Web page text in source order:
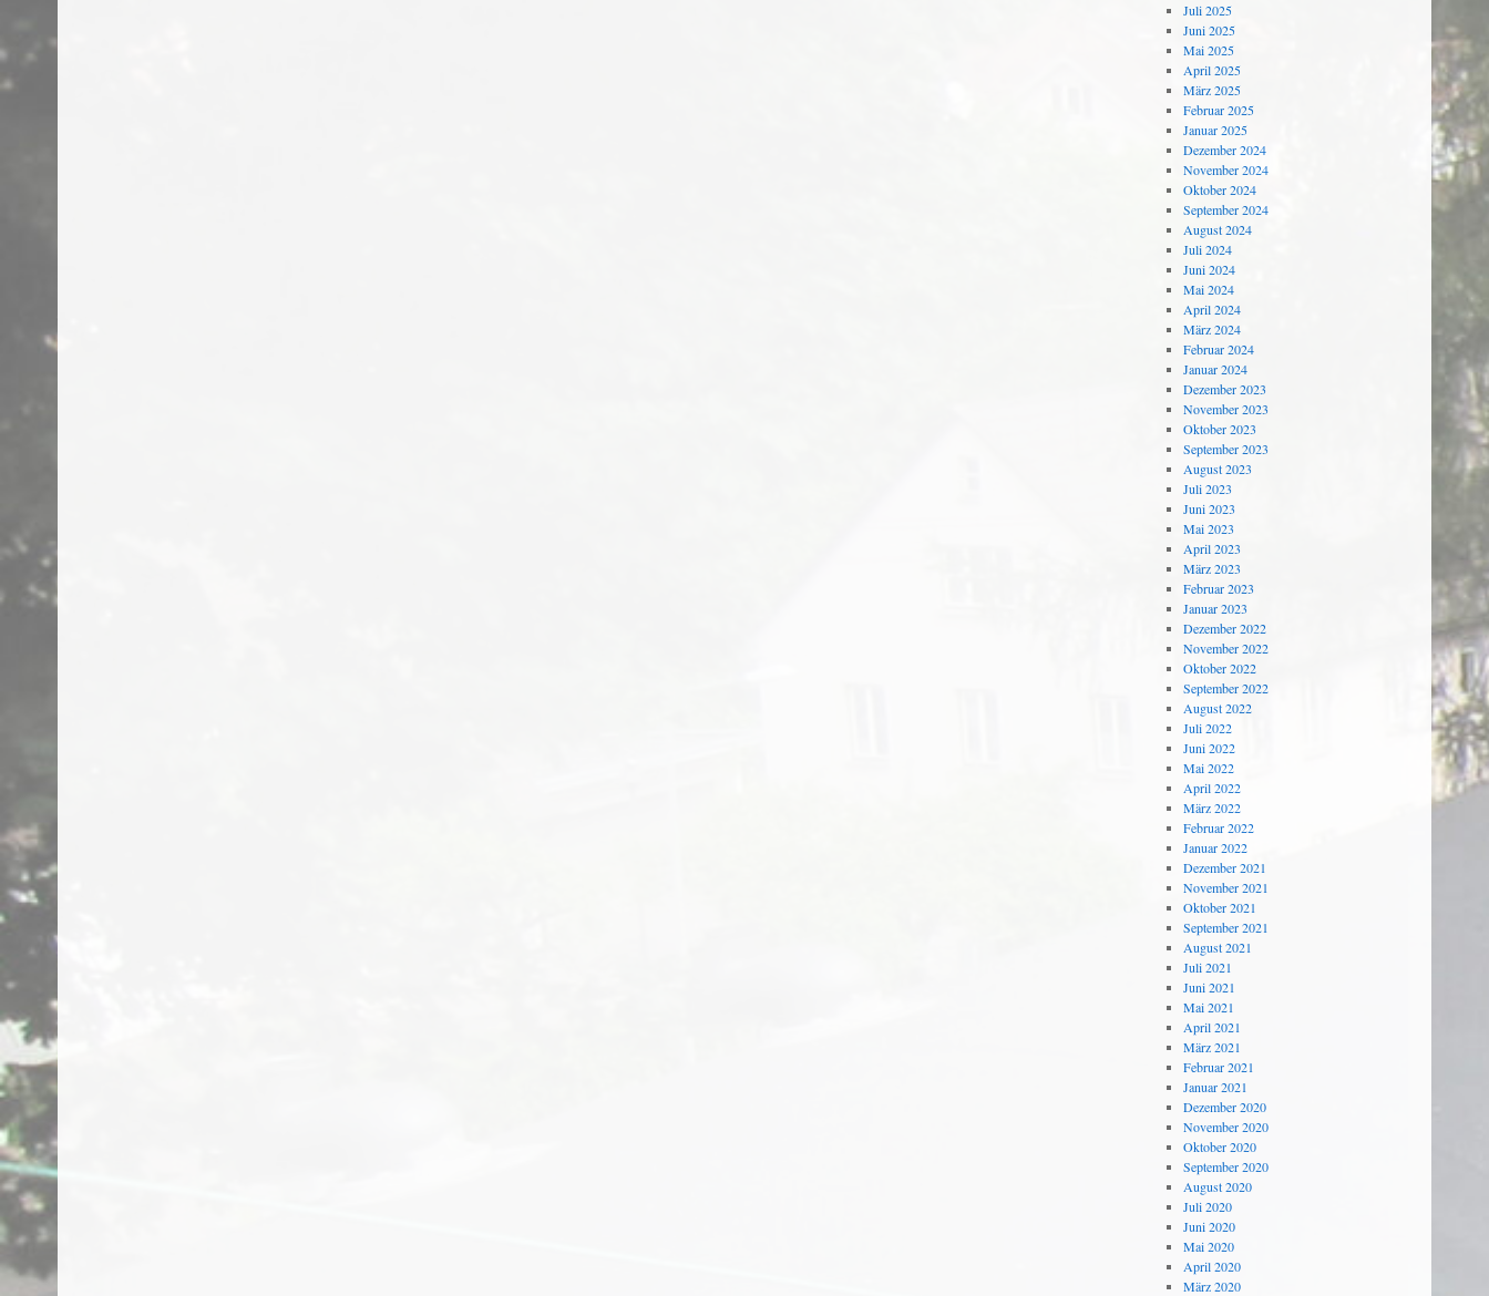
Juli 2025
Juni 2025
Mai 2025
April 2025
März 2025
Februar 2025
Januar 2025
Dezember 2024
November 2024
Oktober 2024
September 2024
August 2024
Juli 2024
Juni 2024
Mai 2024
April 2024
März 2024
Februar 2024
Januar 2024
Dezember 2023
November 2023
Oktober 2023
September 2023
August 2023
Juli 2023
Juni 2023
Mai 2023
April 2023
März 2023
Februar 2023
Januar 2023
Dezember 2022
November 2022
Oktober 2022
September 2022
August 2022
Juli 2022
Juni 2022
Mai 2022
April 2022
März 2022
Februar 2022
Januar 2022
Dezember 2021
November 2021
Oktober 2021
September 2021
August 2021
Juli 2021
Juni 2021
Mai 2021
April 2021
März 2021
Februar 2021
Januar 2021
Dezember 2020
November 2020
Oktober 2020
September 2020
August 2020
Juli 2020
Juni 2020
Mai 2020
April 2020
März 2020